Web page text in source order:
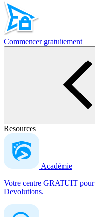
Commencer gratuitement
Resources
Académie
Votre centre GRATUIT pour
Devolutions.